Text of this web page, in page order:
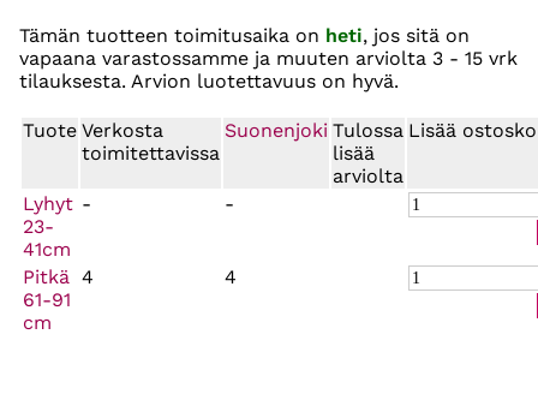
Tämän tuotteen toimitusaika on heti, jos sitä on
vapaana varastossamme ja muuten arviolta 3 - 15 vrk
tilauksesta. Arvion luotettavuus on hyvä.
Tuote Verkosta
toimitettavissa
Suonenjoki Tulossa
lisää
arviolta
Lisää
Lyhyt
23-
41cm
- -
Pitkä
61-91
cm
4 4